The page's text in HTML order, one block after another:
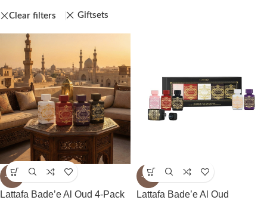
Clear filters Giftsets
-13%
Lattafa Bade’e Al Oud 4-Pack
-27%
Lattafa Bade’e Al Oud